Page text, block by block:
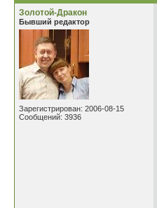
Золотой-Дракон
Бывший редактор
Зарегистрирован: 2006-08-15
Сообщений: 3936